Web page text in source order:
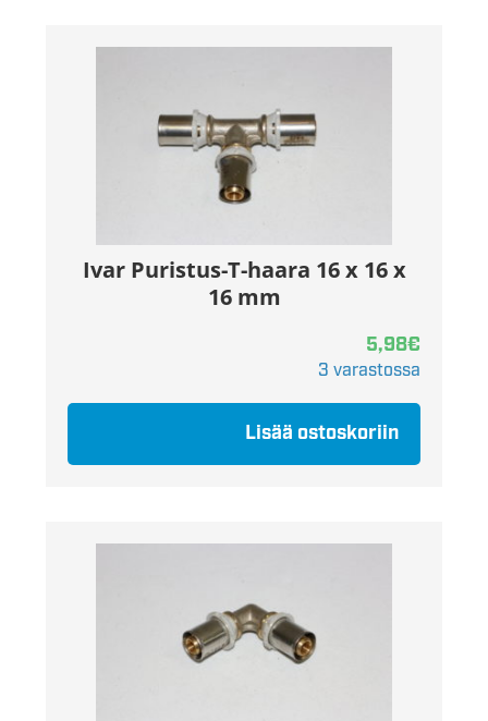
Ivar Puristus-T-haara 16 x 16 x
16 mm
5,98€
3 varastossa
Lisää ostoskoriin